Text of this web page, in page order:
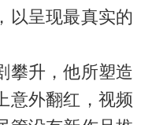
以呈现最真实的
攀升，他所塑造
意外翻红，视频